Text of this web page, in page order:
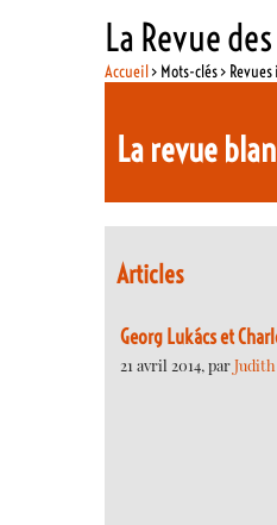
La Revue
Accueil> Mots-clés >
La revue
Articles
Georg Lukács et
21 avril 2014, par